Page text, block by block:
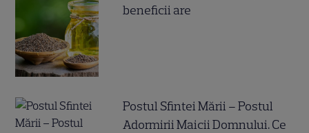
beneficii are
Postul Sfintei Mării – Postul
Adormirii Maicii Domnului. Ce